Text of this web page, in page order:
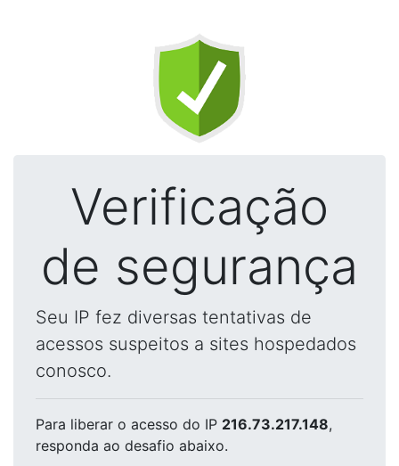
Verificação
de segurança
Seu IP fez diversas tentativas de
acessos suspeitos a sites hospedados
conosco.
Para liberar o acesso do IP 216.73.217.148,
responda ao desafio abaixo.